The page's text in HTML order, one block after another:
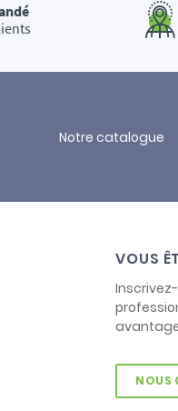
Notre catalogue
VOUS
NOUS